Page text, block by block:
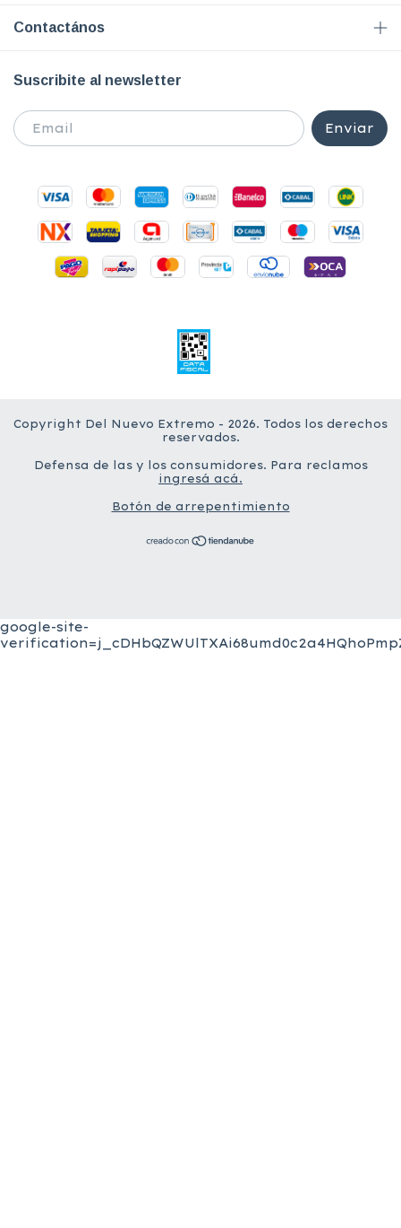
Contactános
Suscribite al newsletter
Copyright Del Nuevo Extremo - 2026. Todos los derechos
reservados.
Defensa de las y los consumidores. Para reclamos
ingresá acá.
Botón de arrepentimiento
google-site-